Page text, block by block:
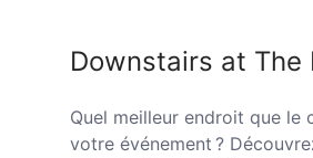
Downstairs at The
Quel meilleur endroit que le
votre événement ?